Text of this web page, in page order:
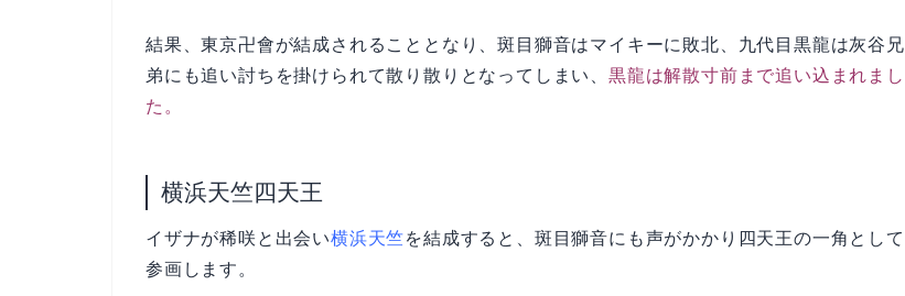
結果、東京卍會が結成されることとなり、斑目獅音はマイキーに敗北、九代目黒龍は灰谷兄
弟にも追い討ちを掛けられて散り散りとなってしまい、 黒龍は解散寸前まで追い込まれまし
た。
横浜天竺四天王
イザナが稀咲と出会い横浜天竺を結成すると、斑目獅音にも声がかかり四天王の一角として
参画します。